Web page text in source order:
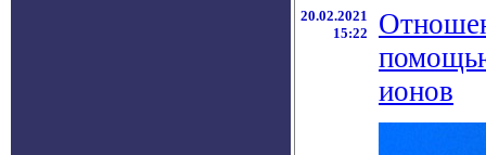
20.02.2021
15:22
ионов